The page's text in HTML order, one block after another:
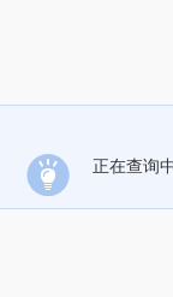
正在查询